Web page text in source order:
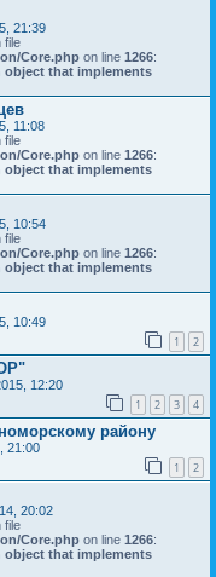
21:39
file
Core.php on line 1266:
object that implements
11:08
file
Core.php on line 1266:
object that implements
10:54
file
Core.php on line 1266:
object that implements
10:49
1 2
12:20
1 2 3 4
району
21:00
1 2
20:02
file
Core.php on line 1266:
object that implements